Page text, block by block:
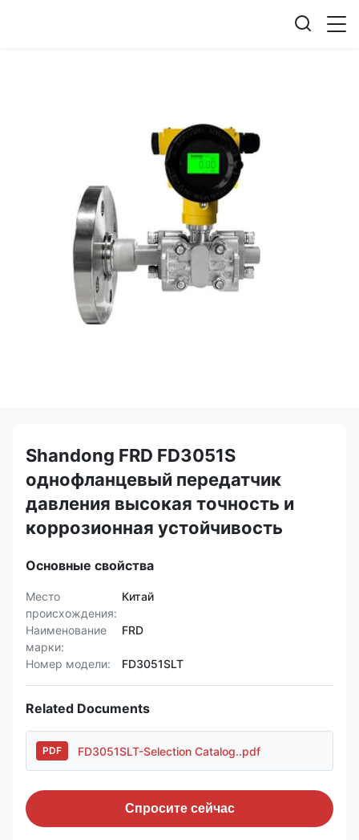
Shandong FRD FD3051S
однофланцевый передатчик
давления высокая точность и
коррозионная устойчивость
Основные свойства
Место
происхождения:
Китай
Наименование
марки:
FRD
Номер модели: FD3051SLT
Related Documents
PDF FD3051SLT-Selection Catalog..pdf
Спросите сейчас